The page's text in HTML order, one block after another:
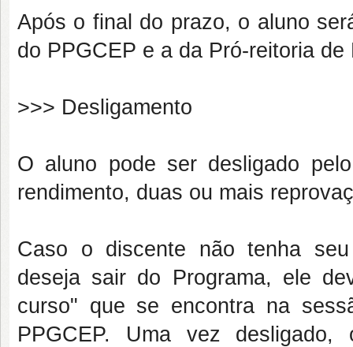
Após o final do prazo, o aluno
do PPGCEP e a da Pró-reitoria
>>> Desligamento
O aluno pode ser desligado
rendimento, duas ou mais
Caso o discente não tenha
deseja sair do Programa, ele
curso" que se encontra na
PPGCEP. Uma vez